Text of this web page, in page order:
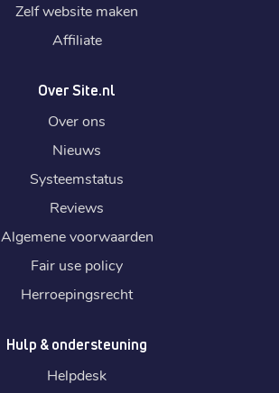
Zelf website maken
Affiliate
Over Site.nl
Over ons
Nieuws
Systeemstatus
Reviews
Algemene voorwaarden
Fair use policy
Herroepingsrecht
Hulp & ondersteuning
Helpdesk